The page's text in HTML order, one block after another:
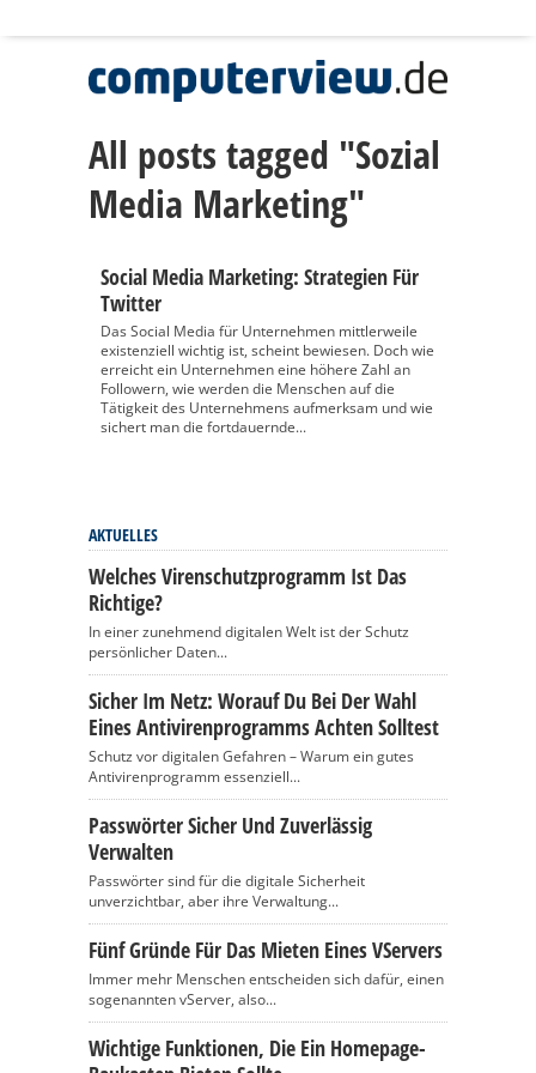
All posts tagged "Sozial
Media Marketing"
Social Media Marketing: Strategien Für
Twitter
Das Social Media für Unternehmen mittlerweile
existenziell wichtig ist, scheint bewiesen. Doch wie
erreicht ein Unternehmen eine höhere Zahl an
Followern, wie werden die Menschen auf die
Tätigkeit des Unternehmens aufmerksam und wie
sichert man die fortdauernde...
AKTUELLES
Welches Virenschutzprogramm Ist Das
Richtige?
In einer zunehmend digitalen Welt ist der Schutz
persönlicher Daten...
Sicher Im Netz: Worauf Du Bei Der Wahl
Eines Antivirenprogramms Achten Solltest
Schutz vor digitalen Gefahren – Warum ein gutes
Antivirenprogramm essenziell...
Passwörter Sicher Und Zuverlässig
Verwalten
Passwörter sind für die digitale Sicherheit
unverzichtbar, aber ihre Verwaltung...
Fünf Gründe Für Das Mieten Eines VServers
Immer mehr Menschen entscheiden sich dafür, einen
sogenannten vServer, also...
Wichtige Funktionen, Die Ein Homepage-